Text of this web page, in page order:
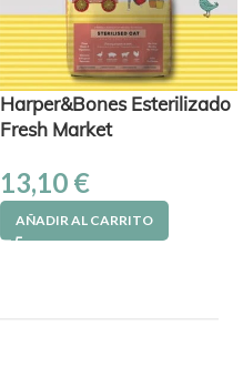
Harper&Bones Esterilizado
Fresh Market
13,10 €
AÑADIR AL CARRITO